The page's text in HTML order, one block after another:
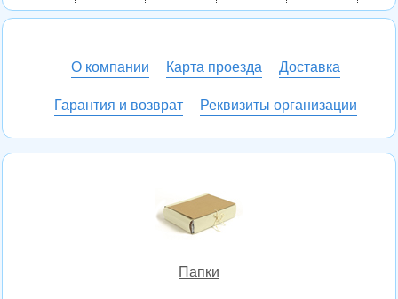
Папки
О компании Карта проезда Доставка
Гарантия и возврат Реквизиты организации